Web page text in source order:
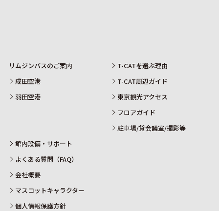
リムジンバスのご案内
成田空港
羽田空港
T-CATを選ぶ理由
T-CAT周辺ガイド
東京観光アクセス
フロアガイド
駐車場/貸会議室/撮影等
館内設備・サポート
よくある質問（FAQ）
会社概要
マスコットキャラクター
個人情報保護方針